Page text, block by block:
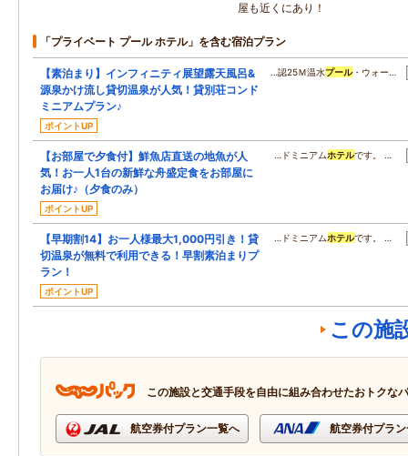
屋も近くにあり！
「プライベート プール ホテル」を含む宿泊プラン
【素泊まり】インフィニティ展望露天風呂&
源泉かけ流し貸切温泉が人気！貸別荘コンド
ミニアムプラン♪
ポイントUP
…認25Ｍ温水プール・ウォー…
【お部屋で夕食付】鮮魚店直送の地魚が人
気！お一人1台の新鮮な舟盛定食をお部屋に
お届け♪（夕食のみ）
ポイントUP
…ドミニアムホテルです。 …
【早期割14】お一人様最大1,000円引き！貸
切温泉が無料で利用できる！早割素泊まりプ
ラン！
ポイントUP
…ドミニアムホテルです。 …
この施
この施設と交通手段を自由に組み合わせたおトクな
航空券付プラン一覧へ 航空券付プラ